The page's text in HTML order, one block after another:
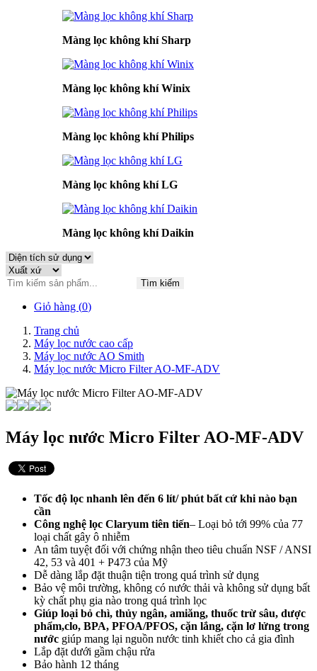
Màng lọc không khí Sharp
Màng lọc không khí Winix
Màng lọc không khí Philips
Màng lọc không khí LG
Màng lọc không khí Daikin
Tìm kiếm
Giỏ hàng (0)
Trang chủ
Máy lọc nước cao cấp
Máy lọc nước AO Smith
Máy lọc nước Micro Filter AO-MF-ADV
Máy lọc nước Micro Filter AO-MF-ADV
Tốc độ lọc nhanh lên đến 6 lít/ phút bất cứ khi nào bạn
cần
Công nghệ lọc Claryum tiên tiến– Loại bỏ tới 99% của 77
loại chất gây ô nhiễm
An tâm tuyệt đối với chứng nhận theo tiêu chuẩn NSF / ANSI
42, 53 và 401 + P473 của Mỹ
Dễ dàng lắp đặt thuận tiện trong quá trình sử dụng
Bảo vệ môi trường, không có nước thải và không sử dụng bất
kỳ chất phụ gia nào trong quá trình lọc
Giúp loại bỏ chì, thủy ngân, amiăng, thuốc trừ sâu, dược
phẩm,clo, BPA, PFOA/PFOS, cặn lắng, cặn lơ lửng trong
nước giúp mang lại nguồn nước tinh khiết cho cả gia đình
Lắp đặt dưới gầm chậu rửa
Bảo hành 12 tháng